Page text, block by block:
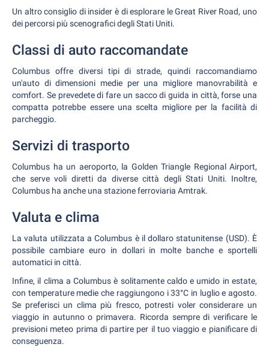
Un altro consiglio di insider è di esplorare le Great River Road, uno
dei percorsi più scenografici degli Stati Uniti.
Classi di auto raccomandate
Columbus offre diversi tipi di strade, quindi raccomandiamo
un'auto di dimensioni medie per una migliore manovrabilità e
comfort. Se prevedete di fare un sacco di guida in città, forse una
compatta potrebbe essere una scelta migliore per la facilità di
parcheggio.
Servizi di trasporto
Columbus ha un aeroporto, la Golden Triangle Regional Airport,
che serve voli diretti da diverse città degli Stati Uniti. Inoltre,
Columbus ha anche una stazione ferroviaria Amtrak.
Valuta e clima
La valuta utilizzata a Columbus è il dollaro statunitense (USD). È
possibile cambiare euro in dollari in molte banche e sportelli
automatici in città.
Infine, il clima a Columbus è solitamente caldo e umido in estate,
con temperature medie che raggiungono i 33°C in luglio e agosto.
Se preferisci un clima più fresco, potresti voler considerare un
viaggio in autunno o primavera. Ricorda sempre di verificare le
previsioni meteo prima di partire per il tuo viaggio e pianificare di
conseguenza.